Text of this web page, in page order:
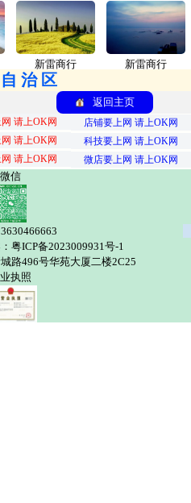
新雷商行 新雷商行
治区
返回主页
请上OK网
店铺要上网 请上OK网
请上OK网
科技要上网 请上OK网
请上OK网 微店要上网 请上OK网
微信
粤ICP备2023009931号-1
路496号华苑大厦二楼2C25
执照